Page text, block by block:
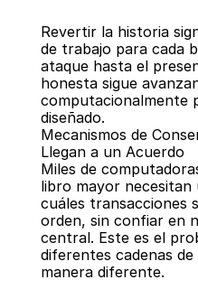
Revertir la historia
de trabajo para cada
ataque hasta el
honesta sigue
computacionalmente
diseñado.
Mecanismos de
Llegan a un Acuerdo
Miles de
libro mayor necesitan
cuáles transacciones
orden, sin confiar en
central. Este es el
diferentes cadenas
manera diferente.